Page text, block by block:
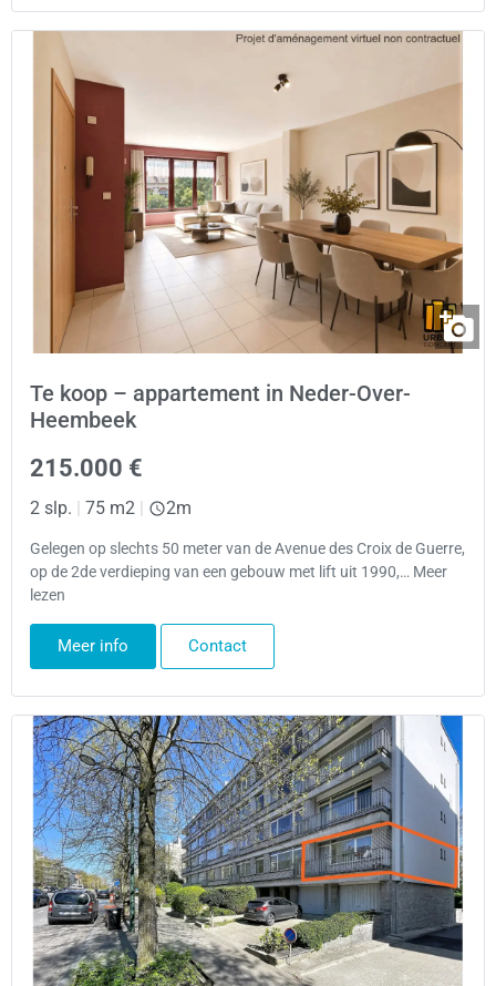
Te koop – appartement in Neder-Over-
Heembeek
215.000 €
2 slp. | 75 m2 | 2m
Gelegen op slechts 50 meter van de Avenue des Croix de Guerre,
op de 2de verdieping van een gebouw met lift uit 1990,… Meer
lezen
Meer info Contact